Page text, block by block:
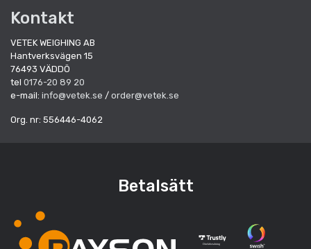
Kontakt
VETEK WEIGHING AB
Hantverksvägen 15
76493 VÄDDÖ
tel 0176-20 89 20
e-mail: info@vetek.se / order@vetek.se
Org. nr: 556446-4062
Betalsätt